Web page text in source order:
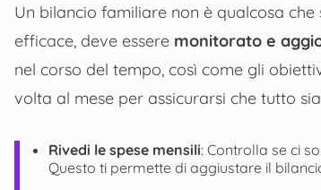
Un bilancio familiare non è qualcosa
efficace, deve essere monitorato e
nel corso del tempo, così come gli
volta al mese per assicurarsi che tutto
Rivedi le spese mensili: Controlla se ci
Questo ti permette di aggiustare il